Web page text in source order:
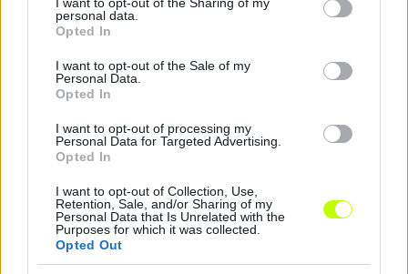
grant or deny consent to Google and its third-party tags to
use your data for below specified purposes in below Google
consent section.
personal data.
Opted In
I want to opt-out of the Sale of my
Personal Data.
Opted In
I want to opt-out of processing my
Personal Data for Targeted Advertising.
Opted In
I want to opt-out of Collection, Use,
Retention, Sale, and/or Sharing of my
Personal Data that Is Unrelated with the
Purposes for which it was collected.
Opted Out
Megosztás:
KAPCSOLÓDÓ HÍREK
Hírek